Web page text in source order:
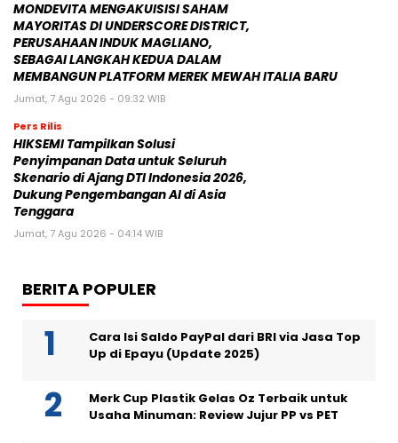
MONDEVITA MENGAKUISISI SAHAM
MAYORITAS DI UNDERSCORE DISTRICT,
PERUSAHAAN INDUK MAGLIANO,
SEBAGAI LANGKAH KEDUA DALAM
MEMBANGUN PLATFORM MEREK MEWAH ITALIA BARU
Jumat, 7 Agu 2026 - 09:32 WIB
Pers Rilis
HIKSEMI Tampilkan Solusi
Penyimpanan Data untuk Seluruh
Skenario di Ajang DTI Indonesia 2026,
Dukung Pengembangan AI di Asia
Tenggara
Jumat, 7 Agu 2026 - 04:14 WIB
BERITA POPULER
Cara Isi Saldo PayPal dari BRI via Jasa Top
Up di Epayu (Update 2025)
Merk Cup Plastik Gelas Oz Terbaik untuk
Usaha Minuman: Review Jujur PP vs PET